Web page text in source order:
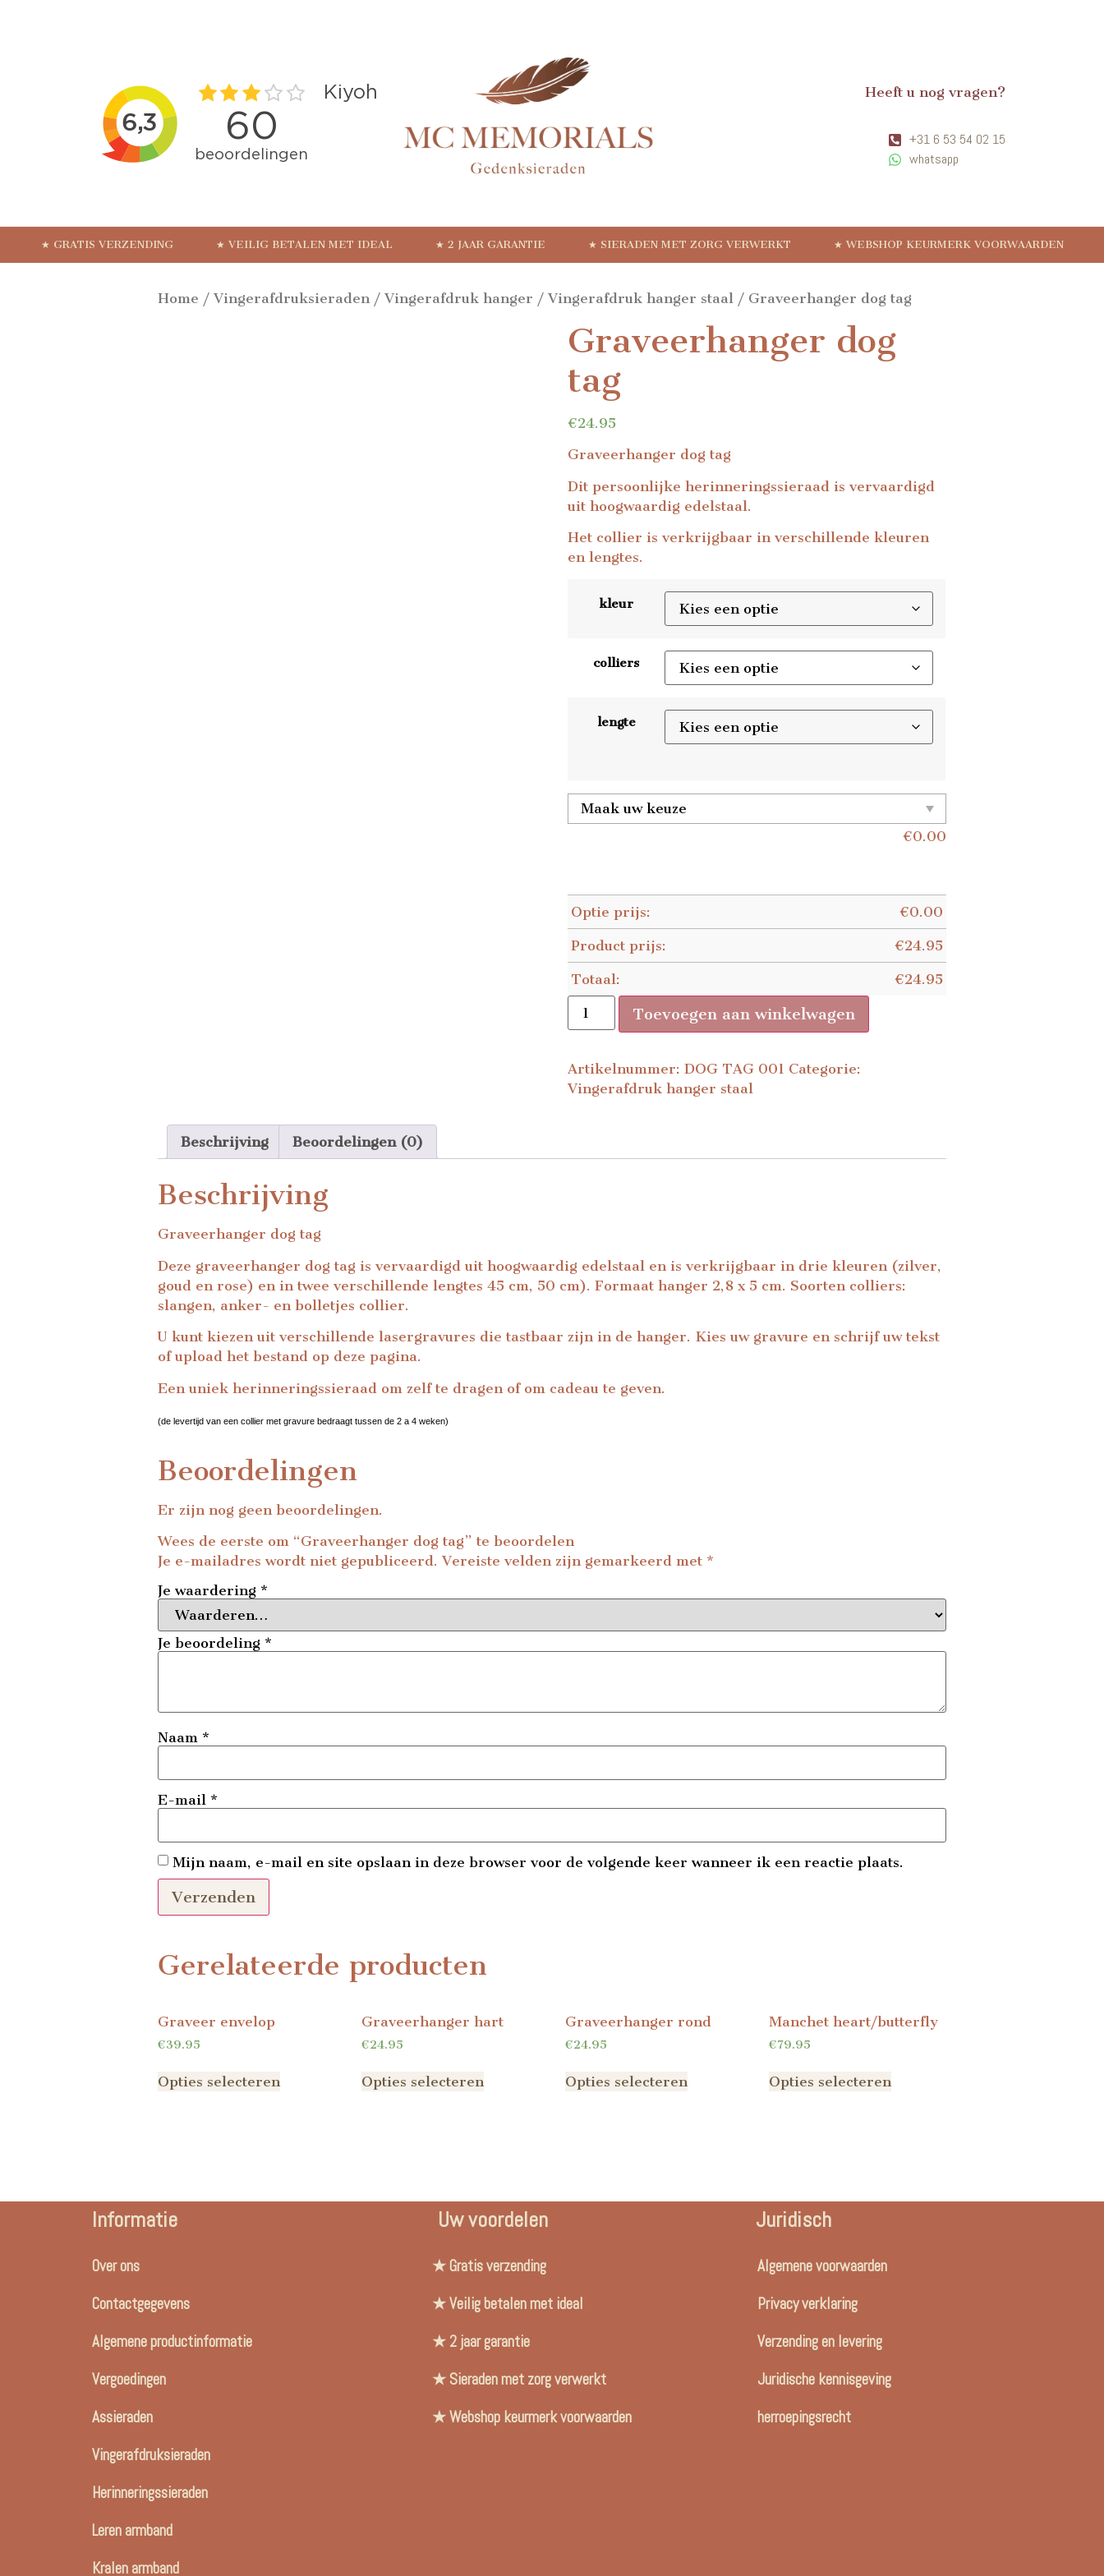
Heeft u nog vragen?
+31 6 53 54 02 15
whatsapp
★ GRATIS VERZENDING ★ VEILIG BETALEN MET IDEAL ★ 2 JAAR GARANTIE ★ SIERADEN MET ZORG VERWERKT ★ WEBSHOP KEURMERK VOORWAARDEN
Home / Vingerafdruksieraden/ Vingerafdruk hanger / Vingerafdruk hanger staal / Graveerhanger dog tag
Graveerhanger dog
tag
€24.95
Graveerhanger dog tag
Dit persoonlijke herinneringssieraad is vervaardigd
uit hoogwaardig edelstaal.
Het collier is verkrijgbaar in verschillende kleuren
en lengtes.
kleur
colliers
lengte
€0.00
Optie prijs: €0.00
Product prijs: €24.95
Totaal: €24.95
Toevoegen aan winkelwagen
Artikelnummer:DOG TAG 001 Categorie:
Vingerafdruk hanger staal
Beschrijving Beoordelingen (0)
Beschrijving
Graveerhanger dog tag
Deze graveerhanger dog tag is vervaardigd uit hoogwaardig edelstaal en is verkrijgbaar in drie kleuren (zilver,
goud en rose) en in twee verschillende lengtes 45 cm, 50 cm). Formaat hanger 2,8 x 5 cm. Soorten colliers:
slangen, anker- en bolletjes collier.
U kunt kiezen uit verschillende lasergravures die tastbaar zijn in de hanger. Kies uw gravure en schrijf uw tekst
of upload het bestand op deze pagina.
Een uniek herinneringssieraad om zelf te dragen of om cadeau te geven.
(de levertijd van een collier met gravure bedraagt tussen de 2 a 4 weken)
Beoordelingen
Er zijn nog geen beoordelingen.
Wees de eerste om “Graveerhanger dog tag” te beoordelen
Je e-mailadres wordt niet gepubliceerd. Vereiste velden zijn gemarkeerd met *
Je waardering *
Je beoordeling *
Naam *
E-mail *
Mijn naam, e-mail en site opslaan in deze browser voor de volgende keer wanneer ik een reactie plaats.
Gerelateerde producten
Graveer envelop
€39.95
Opties selecteren
Graveerhanger hart
€24.95
Opties selecteren
Graveerhanger rond
€24.95
Opties selecteren
Manchet heart/butterfly
€79.95
Opties selecteren
Informatie
Over ons
Contactgegevens
Algemene productinformatie
Vergoedingen
Assieraden
Vingerafdruksieraden
Herinneringssieraden
Leren armband
Kralen armband
Uw voordelen
★ Gratis verzending
★ Veilig betalen met ideal
★ 2 jaar garantie
★ Sieraden met zorg verwerkt
★ Webshop keurmerk voorwaarden
Juridisch
Algemene voorwaarden
Privacy verklaring
Verzending en levering
Juridische kennisgeving
herroepingsrecht